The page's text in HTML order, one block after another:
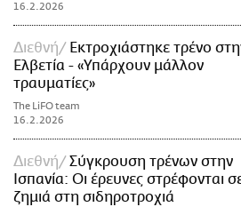
16.2.2026
Διεθνή
Εκτροχιάστηκε τρένο
Ελβετία - «Υπάρχουν μάλλον
τραυματίες»
The LiFO team
16.2.2026
Διεθνή
Σύγκρουση τρένων στην
Ισπανία: Οι έρευνες στρέφονται
ζημιά στη σιδηροτροχιά